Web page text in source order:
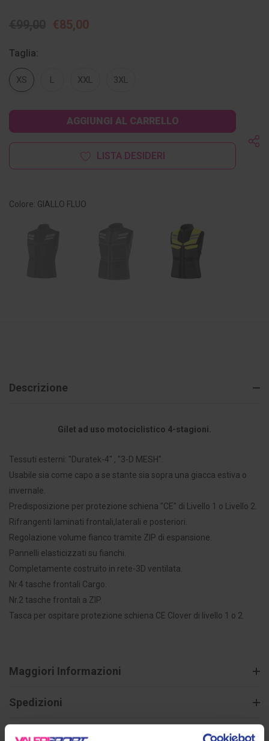
€85,00
Taglia:
XS L XXL 3XL
attuale:
LISTA DESIDERI
Colore: GIALLO FLUO
Descrizione
Gilet ad uso motociclistico 4-stagioni.
Tessuti esterni: "Duratek-4" , "3-D MESH".
Usabile sia come capo a se stante sia sopra una giacca estiva o
invernale.
Predisposizione per protezione schiena "CE" di Livello 1 o Livello 2.
Rifrangenti laminati frontali,laterali e posteriori.
Regolazione volume fianco tramite ZIP di espansione.
Pannelli elasticizzati su fianchi.
Completamente costruito in rete-3D ventilata.
Nr.4 tasche frontali Cargo.
Nr.2 tasche frontali a ZIP.
Tasca per ospitare protezione schiena CE Clover di livello 1 o 2.
Maggiori Informazioni
Spedizioni
Pagamenti